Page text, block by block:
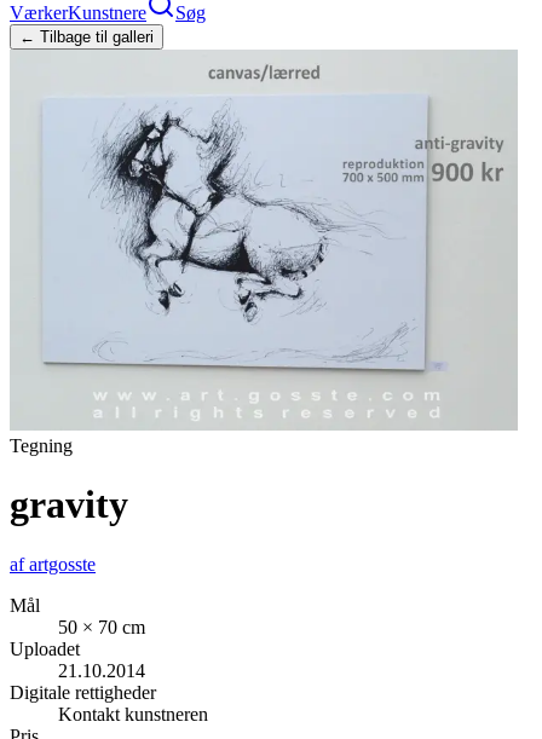
VærkerKunstnere Søg
← Tilbage til galleri
Tegning
gravity
afartgosste
Mål
50 × 70 cm
Uploadet
21.10.2014
Digitale rettigheder
Kontakt kunstneren